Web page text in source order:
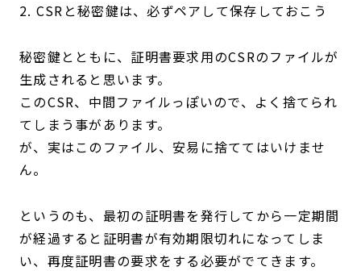
2. CSRと秘密鍵は、必ずペアして保存しておこう
秘密鍵とともに、証明書要求用のCSRのファイルが
生成されると思います。
このCSR、中間ファイルっぽいので、よく捨てられ
てしまう事があります。
が、実はこのファイル、安易に捨ててはいけませ
ん。
というのも、最初の証明書を発行してから一定期間
が経過すると証明書が有効期限切れになってしま
い、再度証明書の要求をする必要がでてきます。